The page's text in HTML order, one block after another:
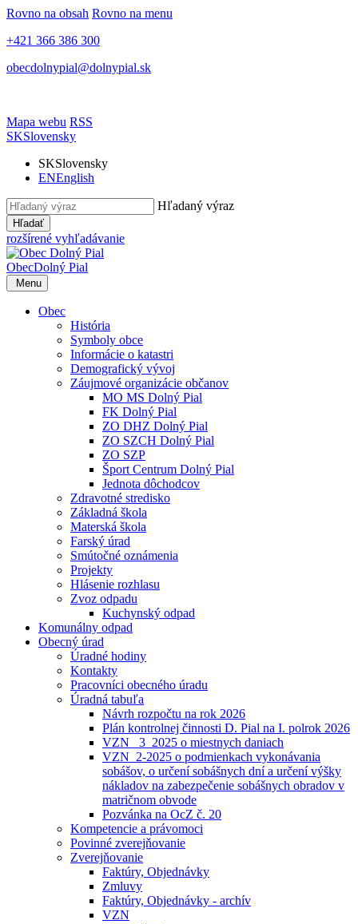
Rovno na obsah Rovno na menu
+421 366 386 300
obecdolnypial@dolnypial.sk
Mapa webu RSS
SKSlovensky
SKSlovensky
ENEnglish
Hľadaný výraz
Hľadať
rozšírené vyhľadávanie
ObecDolný Pial
Menu
Obec
História
Symboly obce
Informácie o katastri
Demografický vývoj
Záujmové organizácie občanov
MO MS Dolný Pial
FK Dolný Pial
ZO DHZ Dolný Pial
ZO SZCH Dolný Pial
ZO SZP
Šport Centrum Dolný Pial
Jednota dôchodcov
Zdravotné stredisko
Základná škola
Materská škola
Farský úrad
Smútočné oznámenia
Projekty
Hlásenie rozhlasu
Zvoz odpadu
Kuchynský odpad
Komunálny odpad
Obecný úrad
Úradné hodiny
Kontakty
Pracovníci obecného úradu
Úradná tabuľa
Návrh rozpočtu na rok 2026
Plán kontrolnej činnosti D. Pial na I. polrok 2026
VZN _3_2025 o miestnych daniach
VZN_2-2025 o podmienkach vykonávania
sobášov, o určení sobášnych dní a určení výšky
nákladov na zabezpečenie sobášnych obradov v
matričnom obvode
Pozvánka na OcZ č. 20
Kompetencie a právomoci
Povinné zverejňovanie
Zverejňovanie
Faktúry, Objednávky
Zmluvy
Faktúry, Objednávky - archív
VZN